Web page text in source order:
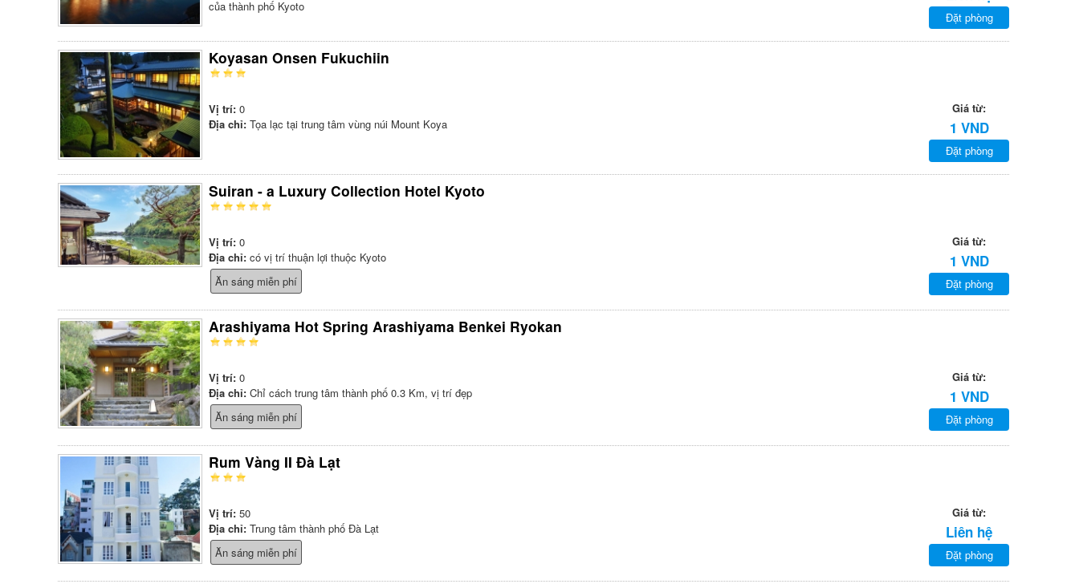
của thành phố Kyoto
Đặt phòng
Koyasan Onsen Fukuchiin
Vị trí: 0
Địa chỉ: Tọa lạc tại trung tâm vùng núi Mount Koya
Giá từ:
1 VND
Đặt phòng
Suiran - a Luxury Collection Hotel Kyoto
Vị trí: 0
Địa chỉ: có vị trí thuận lợi thuộc Kyoto
Ăn sáng miễn phí
Giá từ:
1 VND
Đặt phòng
Arashiyama Hot Spring Arashiyama Benkei Ryokan
Vị trí: 0
Địa chỉ: Chỉ cách trung tâm thành phố 0.3 Km, vị trí đẹp
Ăn sáng miễn phí
Giá từ:
1 VND
Đặt phòng
Rum Vàng II Đà Lạt
Vị trí: 50
Địa chỉ: Trung tâm thành phố Đà Lạt
Ăn sáng miễn phí
Giá từ:
Liên hệ
Đặt phòng